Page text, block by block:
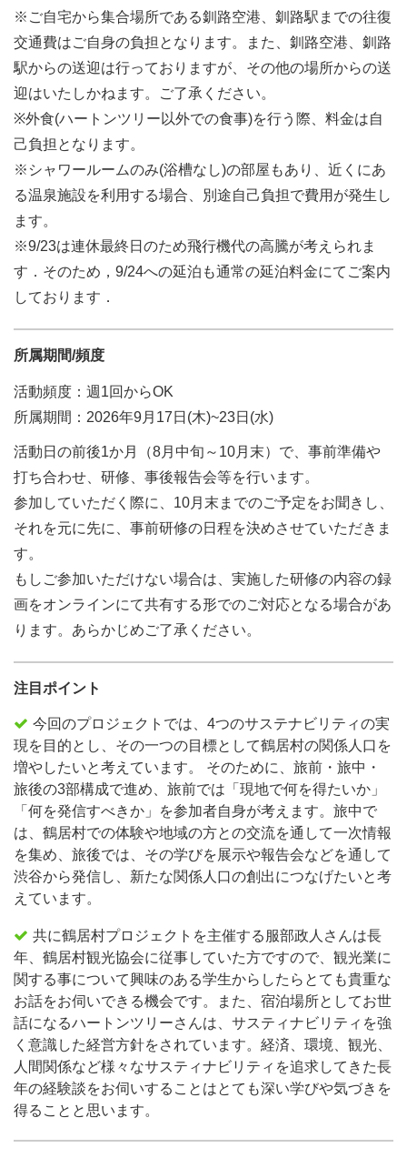
※ご自宅から集合場所である釧路空港、釧路駅までの往復
交通費はご自身の負担となります。また、釧路空港、釧路
駅からの送迎は行っておりますが、その他の場所からの送
迎はいたしかねます。ご了承ください。
※外食(ハートンツリー以外での食事)を行う際、料金は自
己負担となります。
※シャワールームのみ(浴槽なし)の部屋もあり、近くにあ
る温泉施設を利用する場合、別途自己負担で費用が発生し
ます。
※9/23は連休最終日のため飛行機代の高騰が考えられま
す．そのため，9/24への延泊も通常の延泊料金にてご案内
しております．
所属期間/頻度
活動頻度：週1回からOK
所属期間：2026年9月17日(木)~23日(水)
活動日の前後1か月（8月中旬～10月末）で、事前準備や
打ち合わせ、研修、事後報告会等を行います。
参加していただく際に、10月末までのご予定をお聞きし、
それを元に先に、事前研修の日程を決めさせていただきま
す。
もしご参加いただけない場合は、実施した研修の内容の録
画をオンラインにて共有する形でのご対応となる場合があ
ります。あらかじめご了承ください。
注目ポイント
今回のプロジェクトでは、4つのサステナビリティの実
現を目的とし、その一つの目標として鶴居村の関係人口を
増やしたいと考えています。 そのために、旅前・旅中・
旅後の3部構成で進め、旅前では「現地で何を得たいか」
「何を発信すべきか」を参加者自身が考えます。旅中で
は、鶴居村での体験や地域の方との交流を通して一次情報
を集め、旅後では、その学びを展示や報告会などを通して
渋谷から発信し、新たな関係人口の創出につなげたいと考
えています。
共に鶴居村プロジェクトを主催する服部政人さんは長
年、鶴居村観光協会に従事していた方ですので、観光業に
関する事について興味のある学生からしたらとても貴重な
お話をお伺いできる機会です。また、宿泊場所としてお世
話になるハートンツリーさんは、サスティナビリティを強
く意識した経営方針をされています。経済、環境、観光、
人間関係など様々なサスティナビリティを追求してきた長
年の経験談をお伺いすることはとても深い学びや気づきを
得ることと思います。